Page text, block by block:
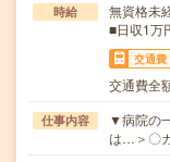
時給
無資格未
■日収1万
交通費
交通費全
仕事内容
▼病院の
は…＞〇